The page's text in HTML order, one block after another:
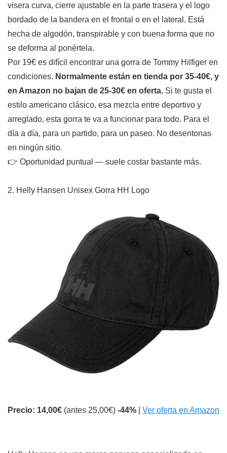
visera curva, cierre ajustable en la parte trasera y el logo
bordado de la bandera en el frontal o en el lateral. Está
hecha de algodón, transpirable y con buena forma que no
se deforma al ponértela.
Por 19€ es difícil encontrar una gorra de Tommy Hilfiger en
condiciones. Normalmente están en tienda por 35-40€, y
en Amazon no bajan de 25-30€ en oferta. Si te gusta el
estilo americano clásico, esa mezcla entre deportivo y
arreglado, esta gorra te va a funcionar para todo. Para el
día a día, para un partido, para un paseo. No desentonas
en ningún sitio.
👉 Oportunidad puntual — suele costar bastante más.
2. Helly Hansen Unisex Gorra HH Logo
Precio: 14,00€ (antes 25,00€) -44% Ver oferta en Amazon